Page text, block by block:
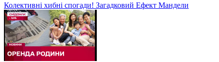
Колективні хибні спогади! Загадковий Ефект Мандели